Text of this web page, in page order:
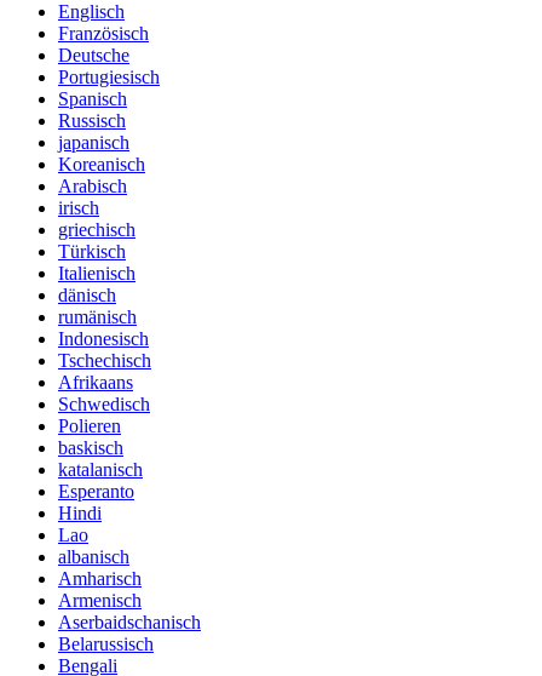
Englisch
Französisch
Deutsche
Portugiesisch
Spanisch
Russisch
japanisch
Koreanisch
Arabisch
irisch
griechisch
Türkisch
Italienisch
dänisch
rumänisch
Indonesisch
Tschechisch
Afrikaans
Schwedisch
Polieren
baskisch
katalanisch
Esperanto
Hindi
Lao
albanisch
Amharisch
Armenisch
Aserbaidschanisch
Belarussisch
Bengali